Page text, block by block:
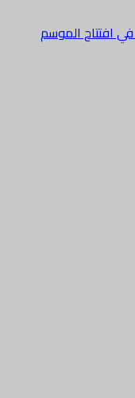
في افتتاح الموسم